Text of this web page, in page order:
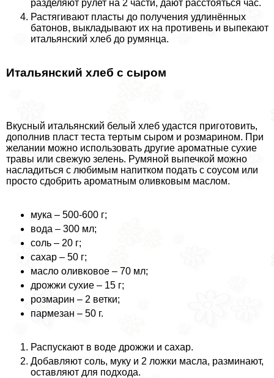
разделяют рулет на 2 части, дают расстояться час.
Растягивают пласты до получения удлинённых
батонов, выкладывают их на противень и выпекают
итальянский хлеб до румянца.
Итальянский хлеб с сыром
Вкусный итальянский белый хлеб удастся приготовить,
дополнив пласт теста тертым сыром и розмарином. При
желании можно использовать другие ароматные сухие
травы или свежую зелень. Румяной выпечкой можно
насладиться с любимым напитком подать с соусом или
просто сдобрить ароматным оливковым маслом.
мука – 500-600 г;
вода – 300 мл;
соль – 20 г;
сахар – 50 г;
масло оливковое – 70 мл;
дрожжи сухие – 15 г;
розмарин – 2 ветки;
пармезан – 50 г.
Распускают в воде дрожжи и сахар.
Добавляют соль, муку и 2 ложки масла, разминают,
оставляют для подхода.